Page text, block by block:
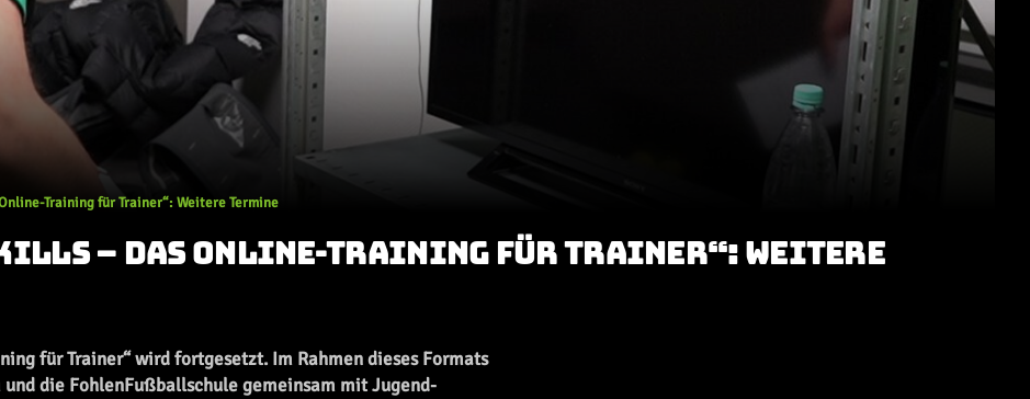
Training für Trainer“: Weitere Termine
– DAS ONLINE-TRAINING FÜR TRAINER“: WEITERE
für Trainer“ wird fortgesetzt. Im Rahmen dieses Formats
die FohlenFußballschule gemeinsam mit Jugend-